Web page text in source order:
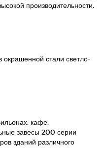
производительности.
окрашенной стали светло-
кафе,
завесы 200 серии
зданий различного